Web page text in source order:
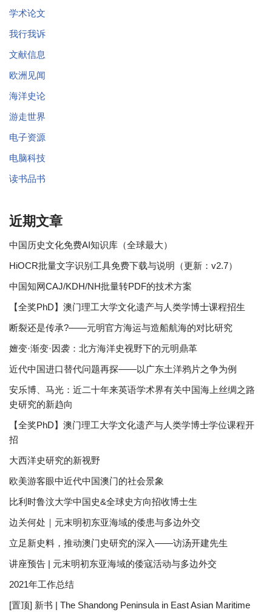
学术论文
我行我诉
文献信息
欧洲见闻
海洋史论
游走世界
电子资源
电脑科技
读书品书
近期文章
中国历史文化免费AI知识库（全球最大）
HiOCR批量文字识别工具免费下载与说明（更新：v2.7）
中国知网CAJ/KDH/NH批量转PDF的技术方案
【全奖PhD】澳门理工大学文化遗产与人类学博士课程招生
断裂还是传承?——元明官方海运与造船航海的对比研究
嬗变·渐变·因袭：北方海洋史视野下的元明鼎革
近代中国进口替代问题再探——以广东土洋鸦片之争为例
安乐博、马光：近二十年来英语学术界有关中国海上丝绸之路
史研究的新趋向
【全奖PhD】澳门理工大学文化遗产与人类学博士学位课程开
招
大西洋史研究的新视野
欧美游客眼中近代中国澳门的社会景象
比利时鲁汶大学中国史&全球史方向招收博士生
边关何处｜元末明初东亚海域的倭患与多边外交
立足新史料，推动澳门史研究的深入——访汤开建先生
讲座预告 | 元末明初东亚海域的倭寇活动与多边外交
2021年工作总结
[置顶] 新书 | The Shandong Peninsula in East Asian Maritime